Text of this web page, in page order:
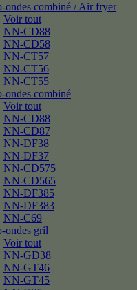
ondes combiné / Air fryer
Voir tout
NN-CD88
NN-CD58
NN-CT57
NN-CT56
NN-CT55
ondes combiné
Voir tout
NN-CD88
NN-CD87
NN-DF38
NN-DF37
NN-CD575
NN-CD565
NN-DF385
NN-DF383
NN-C69
ondes gril
Voir tout
NN-GD38
NN-GT46
NN-GT45